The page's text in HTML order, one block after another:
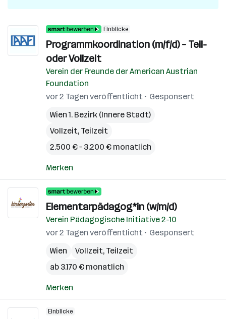
Einblicke
Programmkoordination (m/f/d) – Teil-
oder Vollzeit
Verein der Freunde der American Austrian
Foundation
vor 2 Tagen veröffentlicht
Gesponsert
Wien 1. Bezirk (Innere Stadt)
Vollzeit, Teilzeit
2.500 € – 3.200 € monatlich
Merken
Elementarpädagog*in (w/m/d)
Verein Pädagogische Initiative 2-10
vor 2 Tagen veröffentlicht
Gesponsert
Wien
Vollzeit, Teilzeit
ab 3.170 € monatlich
Merken
Einblicke